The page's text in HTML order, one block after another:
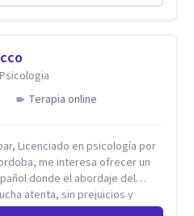
Terapia online
Licenciado en psicología por
me interesa ofrecer un
donde el abordaje del
atenta, sin prejuicios y
caso, sin caer en etiquetas.